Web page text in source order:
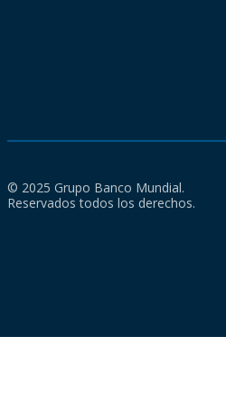
© 2025 Grupo Banco Mundial.
Reservados todos los derechos.